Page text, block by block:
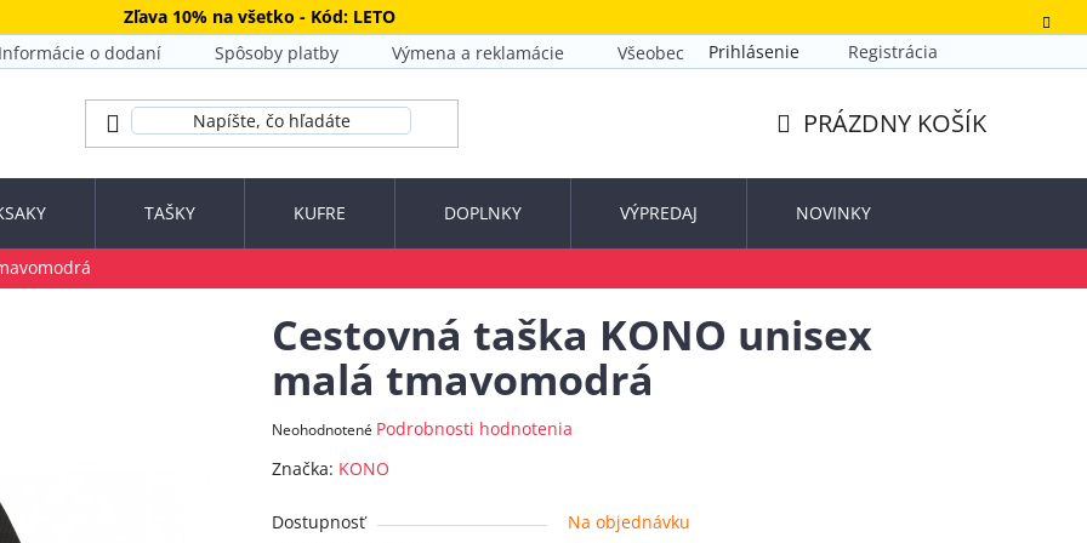
Zľava 10% na všetko - Kód: LETO
Informácie o dodaní Spôsoby platby Výmena a reklamácie Všeobecné obchodné podmienky
Prihlásenie Registrácia
KOŠÍK
PRÁZDNY KOŠÍK
TAŠKY KUFRE DOPLNKY VÝPREDAJ NOVINKY
Cestovná taška KONO unisex
malá tmavomodrá
Priemerné
produktu
Neohodnotené Podrobnosti hodnotenia
Značka: KONO
Dostupnosť
Na objednávku